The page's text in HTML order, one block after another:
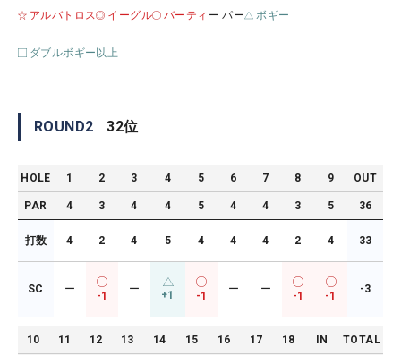
アルバトロス イーグル バーティ ー パー ボギー
ダブルボギー以上
ROUND2 32位
HOLE 1 2 3 4 5 6 7 8 9 OUT
PAR 4 3 4 4 5 4 4 3 5 36
打数 4 2 4 5 4 4 4 2 4 33
SC ー
-1
ー +1 -1
ー ー
-1 -1
-3
10 11 12 13 14 15 16 17 18 IN TOTAL